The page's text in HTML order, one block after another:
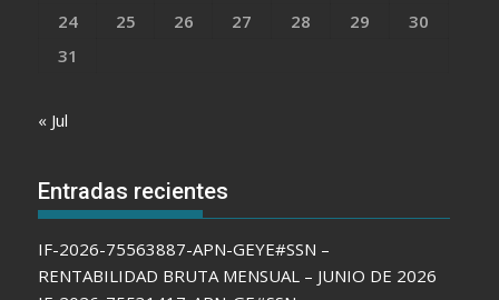
24
25 26 27 28 29
30
31
« Jul
Entradas recientes
IF-2026-75563887-APN-GEYE#SSN –
RENTABILIDAD BRUTA MENSUAL – JUNIO DE 2026